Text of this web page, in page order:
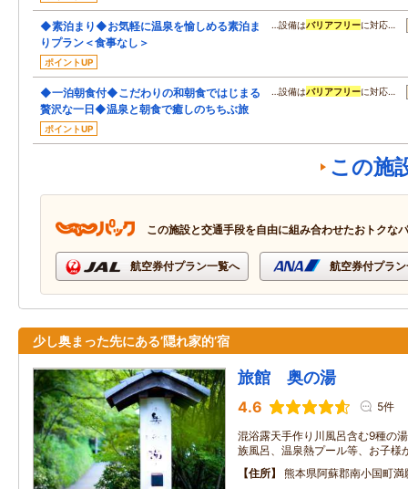
◆素泊まり◆お気軽に温泉を愉しめる素泊ま
りプラン＜食事なし＞
ポイントUP
…設備はバリアフリーに対応…
◆一泊朝食付◆こだわりの和朝食ではじまる
贅沢な一日◆温泉と朝食で癒しのちちぶ旅
ポイントUP
…設備はバリアフリーに対応…
この施
この施設と交通手段を自由に組み合わせたおトクな
航空券付プラン一覧へ 航空券付プラ
少し奥まった先にある’隠れ家的’宿
旅館 奥の湯
4.6 5件
混浴露天手作り川風呂含む9種の
族風呂、温泉熱プール等、お子様
住所
熊本県阿蘇郡南小国町